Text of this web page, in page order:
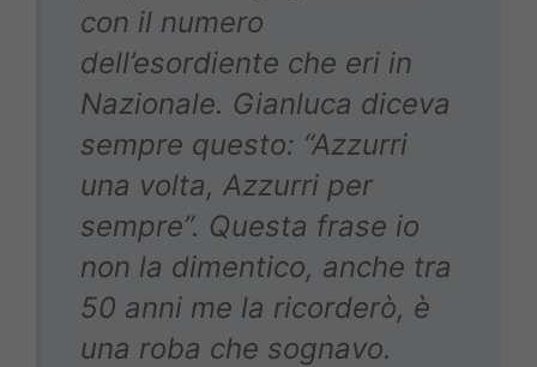
con il numero
dell’esordiente che eri in
Nazionale. Gianluca diceva
sempre questo: “Azzurri
una volta, Azzurri per
sempre”. Questa frase io
non la dimentico, anche tra
50 anni me la ricorderò, è
una roba che sognavo.